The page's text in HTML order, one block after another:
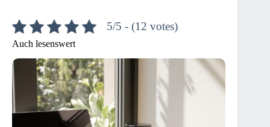
5/5 - (12 votes)
Auch lesenswert